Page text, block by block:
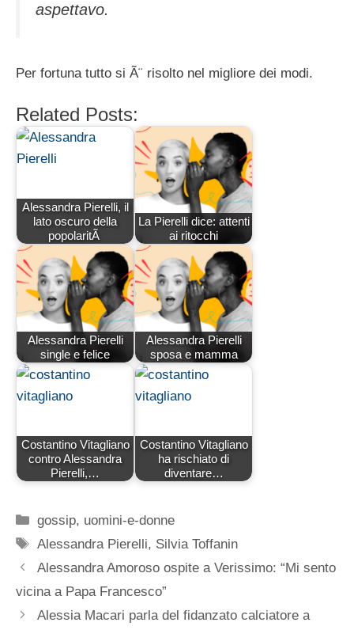
aspettavo.
Per fortuna tutto si Ã¨ risolto nel migliore dei modi.
Related Posts:
Alessandra Pierelli, il
lato oscuro della
popolaritÃ
La Pierelli dice: attenti
ai ritocchi
Alessandra Pierelli
single e felice
Alessandra Pierelli
sposa e mamma
Costantino Vitagliano
contro Alessandra
Pierelli,…
Costantino Vitagliano
ha rischiato di
diventare…
Categorie
gossip, uomini-e-donne
Tag
Alessandra Pierelli, Silvia Toffanin
Alessandra Amoroso ospite a Verissimo: “Mi sento
vicina a Papa Francesco”
Alessia Macari parla del fidanzato calciatore a